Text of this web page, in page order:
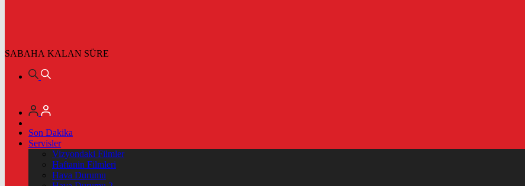
SABAHA KALAN SÜRE
Son Dakika
Servisler
Vizyondaki Filmler
Haftanin Filmleri
Hava Durumu